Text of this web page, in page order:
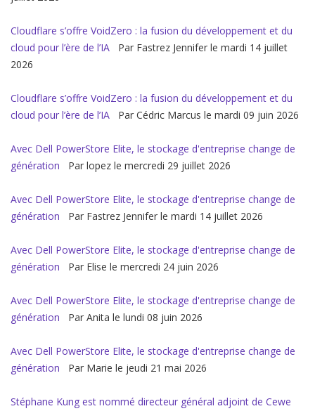
Cloudflare s’offre VoidZero : la fusion du développement et du
cloud pour l’ère de l’IA
Par Fastrez Jennifer le mardi 14 juillet
2026
Cloudflare s’offre VoidZero : la fusion du développement et du
cloud pour l’ère de l’IA
Par Cédric Marcus le mardi 09 juin 2026
Avec Dell PowerStore Elite, le stockage d'entreprise change de
génération
Par lopez le mercredi 29 juillet 2026
Avec Dell PowerStore Elite, le stockage d'entreprise change de
génération
Par Fastrez Jennifer le mardi 14 juillet 2026
Avec Dell PowerStore Elite, le stockage d'entreprise change de
génération
Par Elise le mercredi 24 juin 2026
Avec Dell PowerStore Elite, le stockage d'entreprise change de
génération
Par Anita le lundi 08 juin 2026
Avec Dell PowerStore Elite, le stockage d'entreprise change de
génération
Par Marie le jeudi 21 mai 2026
Stéphane Kung est nommé directeur général adjoint de Cewe